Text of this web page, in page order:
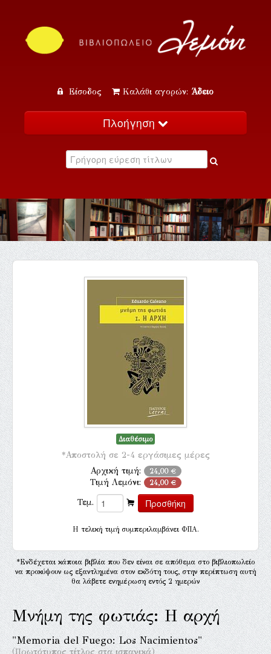
Είσοδος Καλάθι αγορών: Άδειο
Πλοήγηση
Κατάλογος
Εκδηλώσεις
Επικοινωνία
Διαθέσιμο
*Αποστολή σε 2-4 εργάσιμες μέρες
Αρχική τιμή: 24,00 €
Τιμή Λεμόνι: 24,00 €
Τεμ.
H τελική τιμή συμπεριλαμβάνει ΦΠΑ.
*Ενδέχεται κάποια βιβλία που δεν είναι σε απόθεμα στο βιβλιοπωλείο
να προκύψουν ως εξαντλημένα στον εκδότη τους, στην περίπτωση αυτή
θα λάβετε ενημέρωση εντός 2 ημερών
Μνήμη της φωτιάς: Η αρχή
"Memoria del Fuego: Los Nacimientos"
(Πρωτότυπος τίτλος στα ισπανικά)